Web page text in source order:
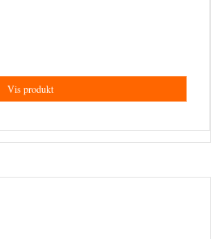
Vis produkt